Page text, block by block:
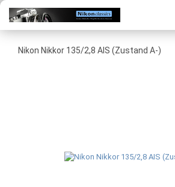
Nikon Nikkor 135/2,8 AIS (Zustand A-)